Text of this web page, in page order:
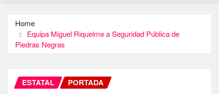
Home
Equipa Miguel Riquelme a Seguridad Pública de
Piedras Negras
ESTATAL PORTADA